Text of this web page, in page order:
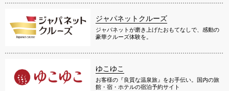
ジャパネットクルーズ
ジャパネットが磨き上げたおもてなしで、感動の
豪華クルーズ体験を。
ゆこゆこ
お客様の『良質な温泉旅』をお手伝い。国内の旅
館・宿・ホテルの宿泊予約サイト